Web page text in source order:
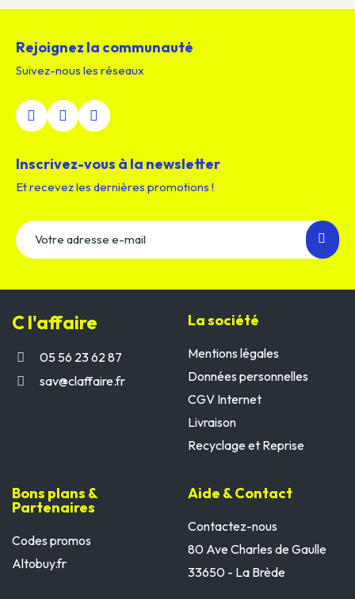
Rejoignez la communauté
Suivez-nous les réseaux
Inscrivez-vous à la newsletter
Et recevez les dernières promotions !
C l'affaire
05 56 23 62 87
sav@claffaire.fr
La société
Mentions légales
Données personnelles
CGV Internet
Livraison
Recyclage et Reprise
Bons plans &
Partenaires
Codes promos
Altobuy.fr
Aide & Contact
Contactez-nous
80 Ave Charles de Gaulle
33650 - La Brède